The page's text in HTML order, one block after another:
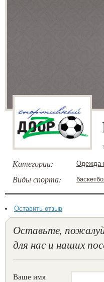
Категории: Одежда
Виды спорта:
Оставить отзыв
Оставьте,
для нас и наших
Ваше имя